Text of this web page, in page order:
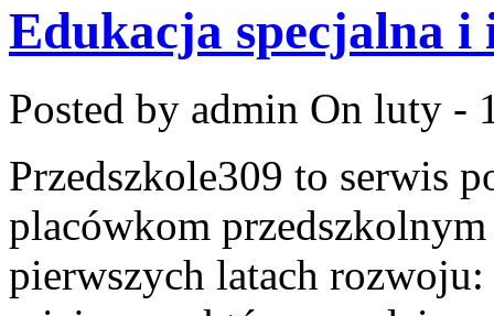
Edukacja specjalna
Posted by admin On luty -
Przedszkole309 to serwis
placówkom
pierwszych latach